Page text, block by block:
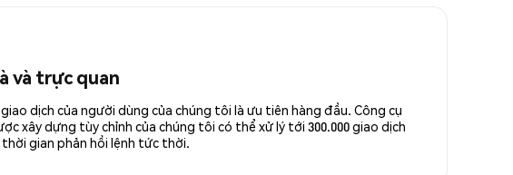
và trực quan
giao dịch của người dùng của chúng tôi là ưu tiên hàng đầu. Công cụ
xây dựng tùy chỉnh của chúng tôi có thể xử lý tới 300.000 giao dịch
thời gian phản hồi lệnh tức thời.